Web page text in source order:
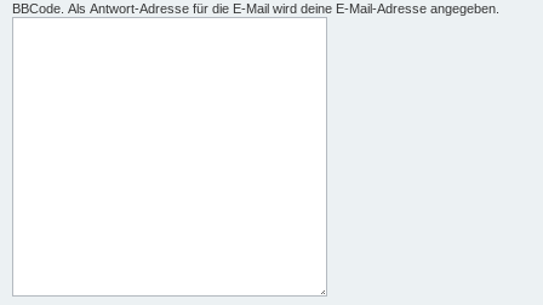
BBCode. Als Antwort-Adresse für die E-Mail wird deine E-Mail-Adresse angegeben.